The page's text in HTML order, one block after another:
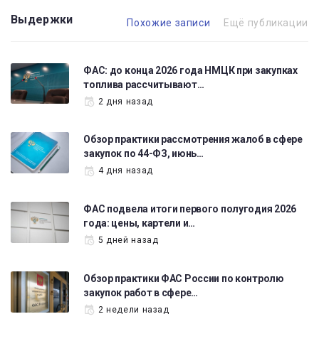
Выдержки Похожие записи Ещё публикации
ФАС: до конца 2026 года НМЦК при закупках
топлива рассчитывают…
2 дня назад
Обзор практики рассмотрения жалоб в сфере
закупок по 44-ФЗ, июнь…
4 дня назад
ФАС подвела итоги первого полугодия 2026
года: цены, картели и…
5 дней назад
Обзор практики ФАС России по контролю
закупок работ в сфере…
2 недели назад